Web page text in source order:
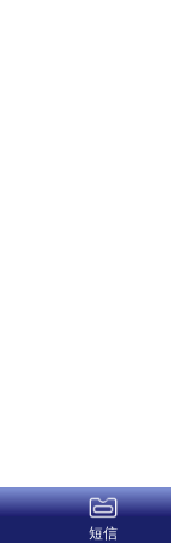
短信